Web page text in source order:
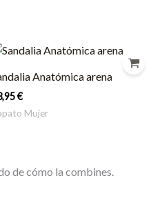
Anatómica arena
€
Mujer
de cómo la combines.